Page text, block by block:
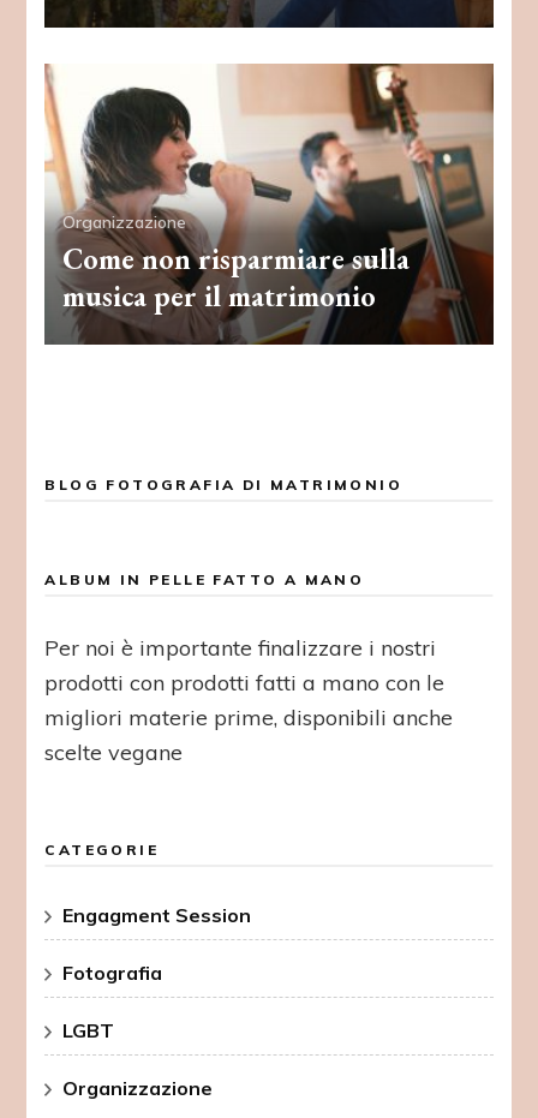
Organizzazione
Come non risparmiare sulla
musica per il matrimonio
BLOG FOTOGRAFIA DI MATRIMONIO
ALBUM IN PELLE FATTO A MANO
Per noi è importante finalizzare i nostri
prodotti con prodotti fatti a mano con le
migliori materie prime, disponibili anche
scelte vegane
CATEGORIE
Engagment Session
Fotografia
LGBT
Organizzazione